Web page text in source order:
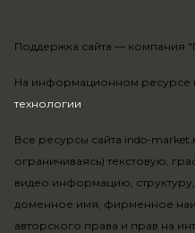
На информационном ресурсе
технологии.
Все ресурсы сайта indo-
ограничиваясь) текстовую,
видео информацию,
доменное имя, фирменное
авторского права и прав на
Поддержка сайта — компания